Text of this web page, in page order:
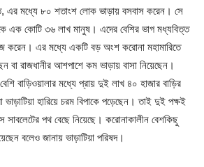
এর মধ্যে ৮০ শতাংশ লোক ভাড়ায় বসবাস করেন। সে
এক কোটি ৩৬ লাখ মানুষ। এদের বেশির ভাগ মধ্যবিত্ত
করেন। এর মধ্যে একটি বড় অংশ করোনা মহামারিতে
বা রাজধানীর আশপাশে কম ভাড়ায় বাসা নিয়েছেন।
বাড়িওয়ালার মধ্যে প্রায় দুই লাখ ৪০ হাজার বাড়ির
হারিয়ে চরম বিপাকে পড়েছেন। তাই দুই পক্ষই
পথ বেছে নিয়েছে। করোনাকালীন বেশকিছু
বলেও জানায় ভাড়াটিয়া পরিষদ।